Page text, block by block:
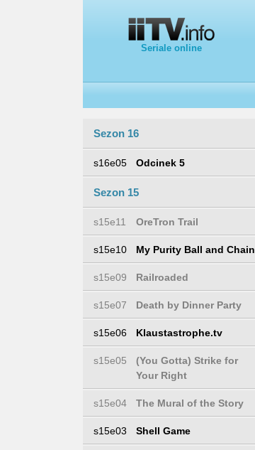
Seriale online
Sezon 16
s16e05 Odcinek 5
Sezon 15
s15e11 OreTron Trail
s15e10 My Purity Ball and Chain
s15e09 Railroaded
s15e07 Death by Dinner Party
s15e06 Klaustastrophe.tv
s15e05
(You Gotta) Strike for
Your Right
s15e04 The Mural of the Story
s15e03 Shell Game